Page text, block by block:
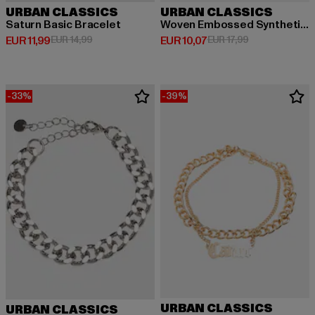
URBAN CLASSICS
Saturn Basic Bracelet
EUR 11,99
Derzeitiger Preis: EUR 11,99
EUR 14,99Aktionspreis: EUR 14,99
URBAN CLASSICS
Woven Embossed Synthetic Leather Belt
EUR 10,07
Derzeitiger Preis: EUR 10,07
EUR 17,99Aktionspreis:
-33%
URBAN CLASSICS
-39%
URBAN CLASSICS